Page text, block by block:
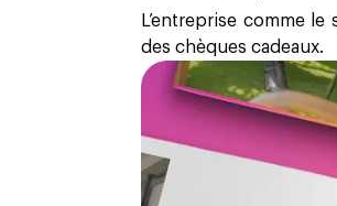
L’entreprise comme
des chèques cadeaux.